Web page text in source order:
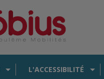
L'ACCESSIBILITÉ